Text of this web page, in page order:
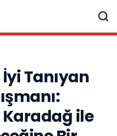
Tanıyan
ile